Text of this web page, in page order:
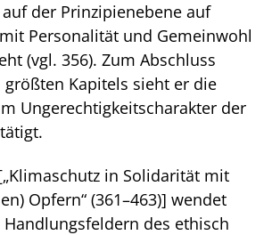
der Prinzipienebene auf
Personalität und Gemeinwohl
(vgl. 356). Zum Abschluss
größten Kapitels sieht er die
Ungerechtigkeitscharakter der
in Solidarität mit
Opfern“ (361–463)] wendet
des ethisch